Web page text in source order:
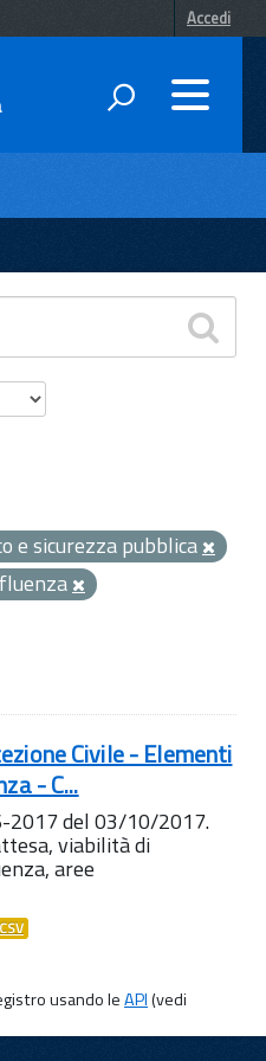
Accedi
e sicurezza pubblica
Civile - Elementi
- C...
2017 del 03/10/2017.
viabilità di
aree
CSV
usando leAPI(vedi